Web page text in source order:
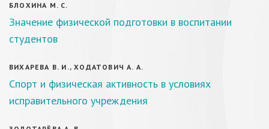
БЛОХИНА М. С.
Значение физической подготовки в воспитании
студентов
ВИХАРЕВА В. И., ХОДАТОВИЧ А. А.
Спорт и физическая активность в условиях
исправительного учреждения